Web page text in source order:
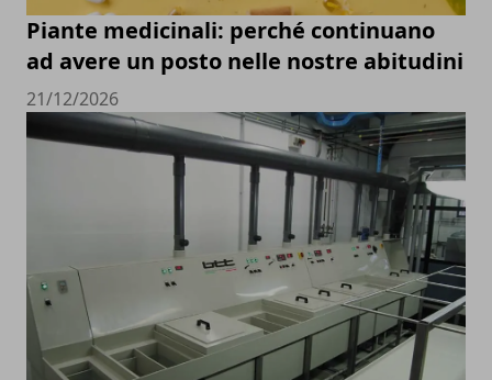
Piante medicinali: perché continuano
ad avere un posto nelle nostre abitudini
21/12/2026